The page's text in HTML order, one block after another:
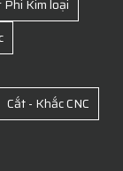
Kim loại
Cắt - Khắc CNC